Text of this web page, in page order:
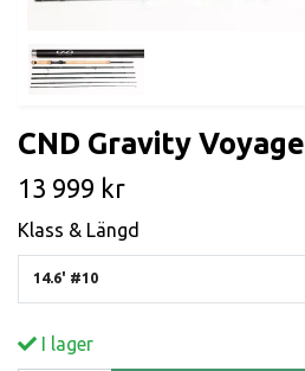
CND Gravity
13 999 kr
Klass & Längd
14.6' #10
I lager